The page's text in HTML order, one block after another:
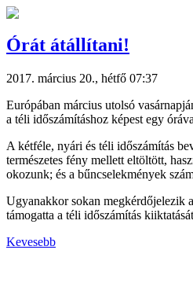
Órát átállítani!
2017. március 20., hétfő 07:37
Európában március utolsó
a téli időszámításhoz képest egy
A kétféle, nyári és téli időszámítás
természetes fény mellett eltöltött,
okozunk; és a bűncselekmények
Ugyanakkor sokan megkérdőjelezik
támogatta a téli időszámítás
Kevesebb